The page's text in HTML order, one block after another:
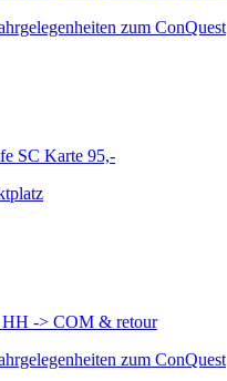
zum ConQuest
SC Karte 95,-
-> COM & retour
zum ConQuest